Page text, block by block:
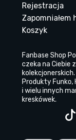
Rejestracja
Zapomniałem
Koszyk
Fanbase Shop
czeka na Ciebie
kolekcjonerskich.
Produkty Funko,
i wielu innych
kreskówek.